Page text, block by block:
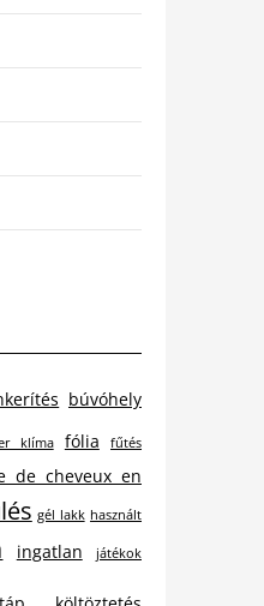
búvóhely
klíma fólia fűtés
de cheveux en
gél lakk használt
ingatlan játékok